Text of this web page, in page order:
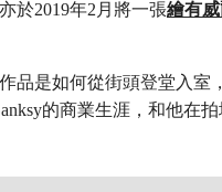
於2019年2月將一張繪有
品是如何從街頭登堂入室
的商業生涯，和他在